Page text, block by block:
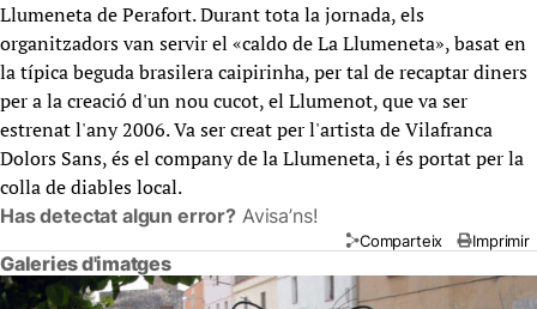
Llumeneta de Perafort. Durant tota la jornada, els
organitzadors van servir el «caldo de La Llumeneta», basat en
la típica beguda brasilera caipirinha, per tal de recaptar diners
per a la creació d'un nou cucot, el Llumenot, que va ser
estrenat l'any 2006. Va ser creat per l'artista de Vilafranca
Dolors Sans, és el company de la Llumeneta, i és portat per la
colla de diables local.
Has detectat algun error? Avisa’ns!
Comparteix Imprimir
Galeries d'imatges